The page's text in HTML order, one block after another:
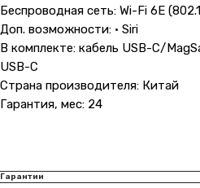
Беспроводная сеть: Wi-Fi 6E
Доп. возможности: • Siri
В комплекте: кабель USB-C/
USB-C
Страна производителя: Китай
Гарантия, мес: 24
Гарантии